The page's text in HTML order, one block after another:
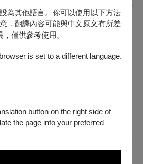
為其他語言。你可以使用以下方法
，翻譯內容可能與中文原文有所差
，僅供參考使用。
is set to a different language.
button on the right side of
the page into your preferred
自從伴侶離世後便過上獨居生活。一
兒搬進社區，成為露西的新鄰居，日
逐漸打開封閉的心房。鄰家感情日漸
鄰居父親楊恩竟是一位罄竹難書的反
德邊緣，徘徊於職業操守與鄰里之
難的決定。本片為法國資深編導安德
國際影后伊莎貝雨蓓、法國女星阿芙
斯卡亞，共同演繹引人入勝的精采對
情感的拉扯糾纏。
in the scientific police. Her solitary